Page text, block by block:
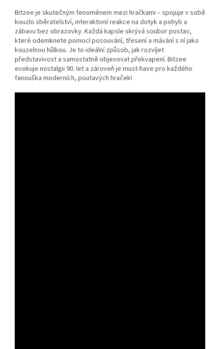
Bitzee je skutečným fenoménem mezi hračkami – spojuje v sobě
kouzlo sběratelství, interaktivní reakce na dotyk a pohyb a
zábavu bez obrazovky. Každá kapsle skrývá soubor postav,
které odemknete pomocí posouvání, třesení a mávání s ní jako
kouzelnou hůlkou. Je to ideální způsob, jak rozvíjet
představivost a samostatně objevovat překvapení. Bitzee
evokuje nostalgii 90. let a zároveň je must-have pro každého
fanouška moderních, poutavých hraček!